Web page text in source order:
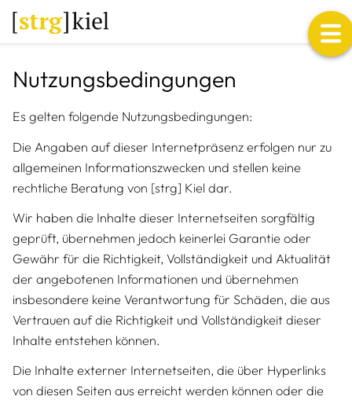
Nutzungsbedingungen
Es gelten folgende Nutzungsbedingungen:
Die Angaben auf dieser Internetpräsenz erfolgen nur zu
allgemeinen Informationszwecken und stellen keine
rechtliche Beratung von [strg] Kiel dar.
Wir haben die Inhalte dieser Internetseiten sorgfältig
geprüft, übernehmen jedoch keinerlei Garantie oder
Gewähr für die Richtigkeit, Vollständigkeit und Aktualität
der angebotenen Informationen und übernehmen
insbesondere keine Verantwortung für Schäden, die aus
Vertrauen auf die Richtigkeit und Vollständigkeit dieser
Inhalte entstehen können.
Die Inhalte externer Internetseiten, die über Hyperlinks
von diesen Seiten aus erreicht werden können oder die